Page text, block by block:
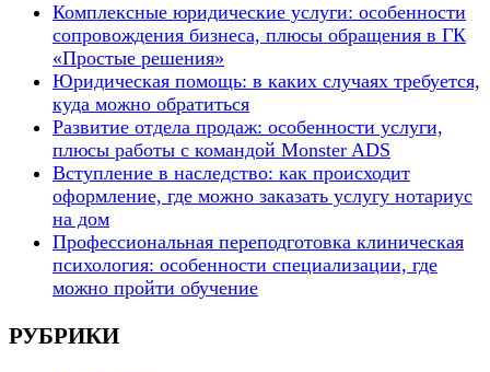
Комплексные юридические услуги: особенности
сопровождения бизнеса, плюсы обращения в ГК
«Простые решения»
Юридическая помощь: в каких случаях требуется,
куда можно обратиться
Развитие отдела продаж: особенности услуги,
плюсы работы с командой Monster ADS
Вступление в наследство: как происходит
оформление, где можно заказать услугу нотариус
на дом
Профессиональная переподготовка клиническая
психология: особенности специализации, где
можно пройти обучение
РУБРИКИ